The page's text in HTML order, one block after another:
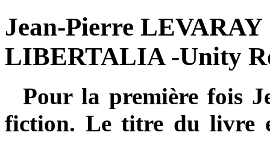
Jean-Pierre
LIBERTALIA -Unity
Pour la première fois
fiction. Le titre du livre